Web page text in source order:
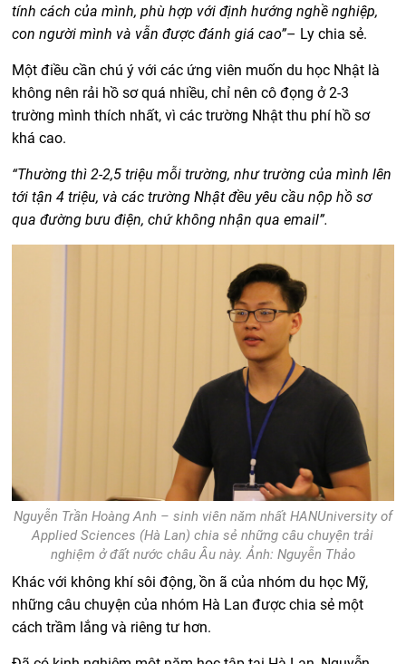
tính cách của mình, phù hợp với định hướng nghề nghiệp,
con người mình và vẫn được đánh giá cao”– Ly chia sẻ.
Một điều cần chú ý với các ứng viên muốn du học Nhật là
không nên rải hồ sơ quá nhiều, chỉ nên cô đọng ở 2-3
trường mình thích nhất, vì các trường Nhật thu phí hồ sơ
khá cao.
“Thường thì 2-2,5 triệu mỗi trường, như trường của mình lên
tới tận 4 triệu, và các trường Nhật đều yêu cầu nộp hồ sơ
qua đường bưu điện, chứ không nhận qua email”.
Nguyễn Trần Hoàng Anh – sinh viên năm nhất HANUniversity of
Applied Sciences (Hà Lan) chia sẻ những câu chuyện trải
nghiệm ở đất nước châu Âu này. Ảnh: Nguyễn Thảo
Khác với không khí sôi động, ồn ã của nhóm du học Mỹ,
những câu chuyện của nhóm Hà Lan được chia sẻ một
cách trầm lắng và riêng tư hơn.